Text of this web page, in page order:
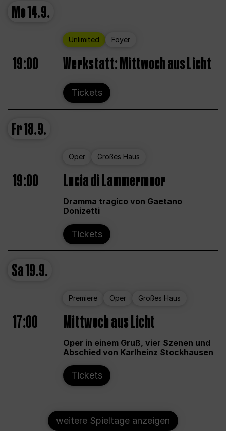
Mo14.9.
Unlimited Foyer
19:00 Werkstatt: Mittwoch aus Licht
Tickets
Fr18.9.
Oper Großes Haus
19:00 Lucia di Lammermoor
Dramma tragico von Gaetano
Donizetti
Tickets
Sa19.9.
Premiere Oper Großes Haus
17:00 Mittwoch aus Licht
Oper in einem Gruß, vier Szenen und
Abschied von Karlheinz Stockhausen
Tickets
weitere Spieltage anzeigen